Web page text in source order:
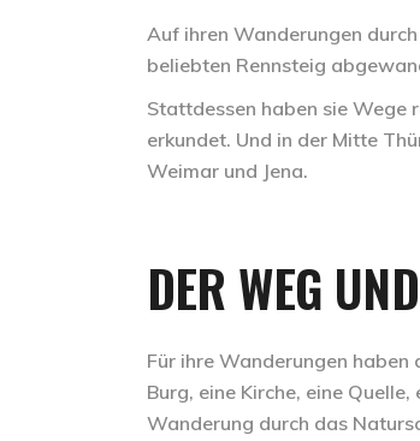
Auf ihren Wanderungen
beliebten Rennsteig
Stattdessen haben sie Wege
erkundet. Und in der Mitte
Weimar und Jena.
DER WEG
Für ihre Wanderungen haben
Burg, eine Kirche, eine
Wanderung durch das